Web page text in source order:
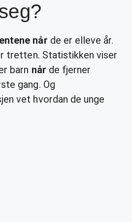
når de er elleve år.
tretten. Statistikken viser
barn når de fjerner
gang. Og
vet hvordan de unge